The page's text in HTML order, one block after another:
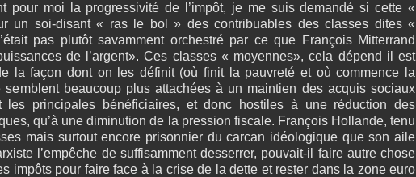
pour moi la progressivité de l’impôt, je me suis demandé si cette «
un soi-disant « ras le bol » des contribuables des classes dites «
pas plutôt savamment orchestré par ce que François Mitterrand
de l’argent». Ces classes « moyennes», cela dépend il est
la façon dont on les définit (où finit la pauvreté et où commence la
semblent beaucoup plus attachées à un maintien des acquis sociaux
les principales bénéficiaires, et donc hostiles à une réduction des
qu’à une diminution de la pression fiscale. François Hollande, tenu
mais surtout encore prisonnier du carcan idéologique que son aile
l’empêche de suffisamment desserrer, pouvait-il faire autre chose
impôts pour faire face à la crise de la dette et rester dans la zone euro